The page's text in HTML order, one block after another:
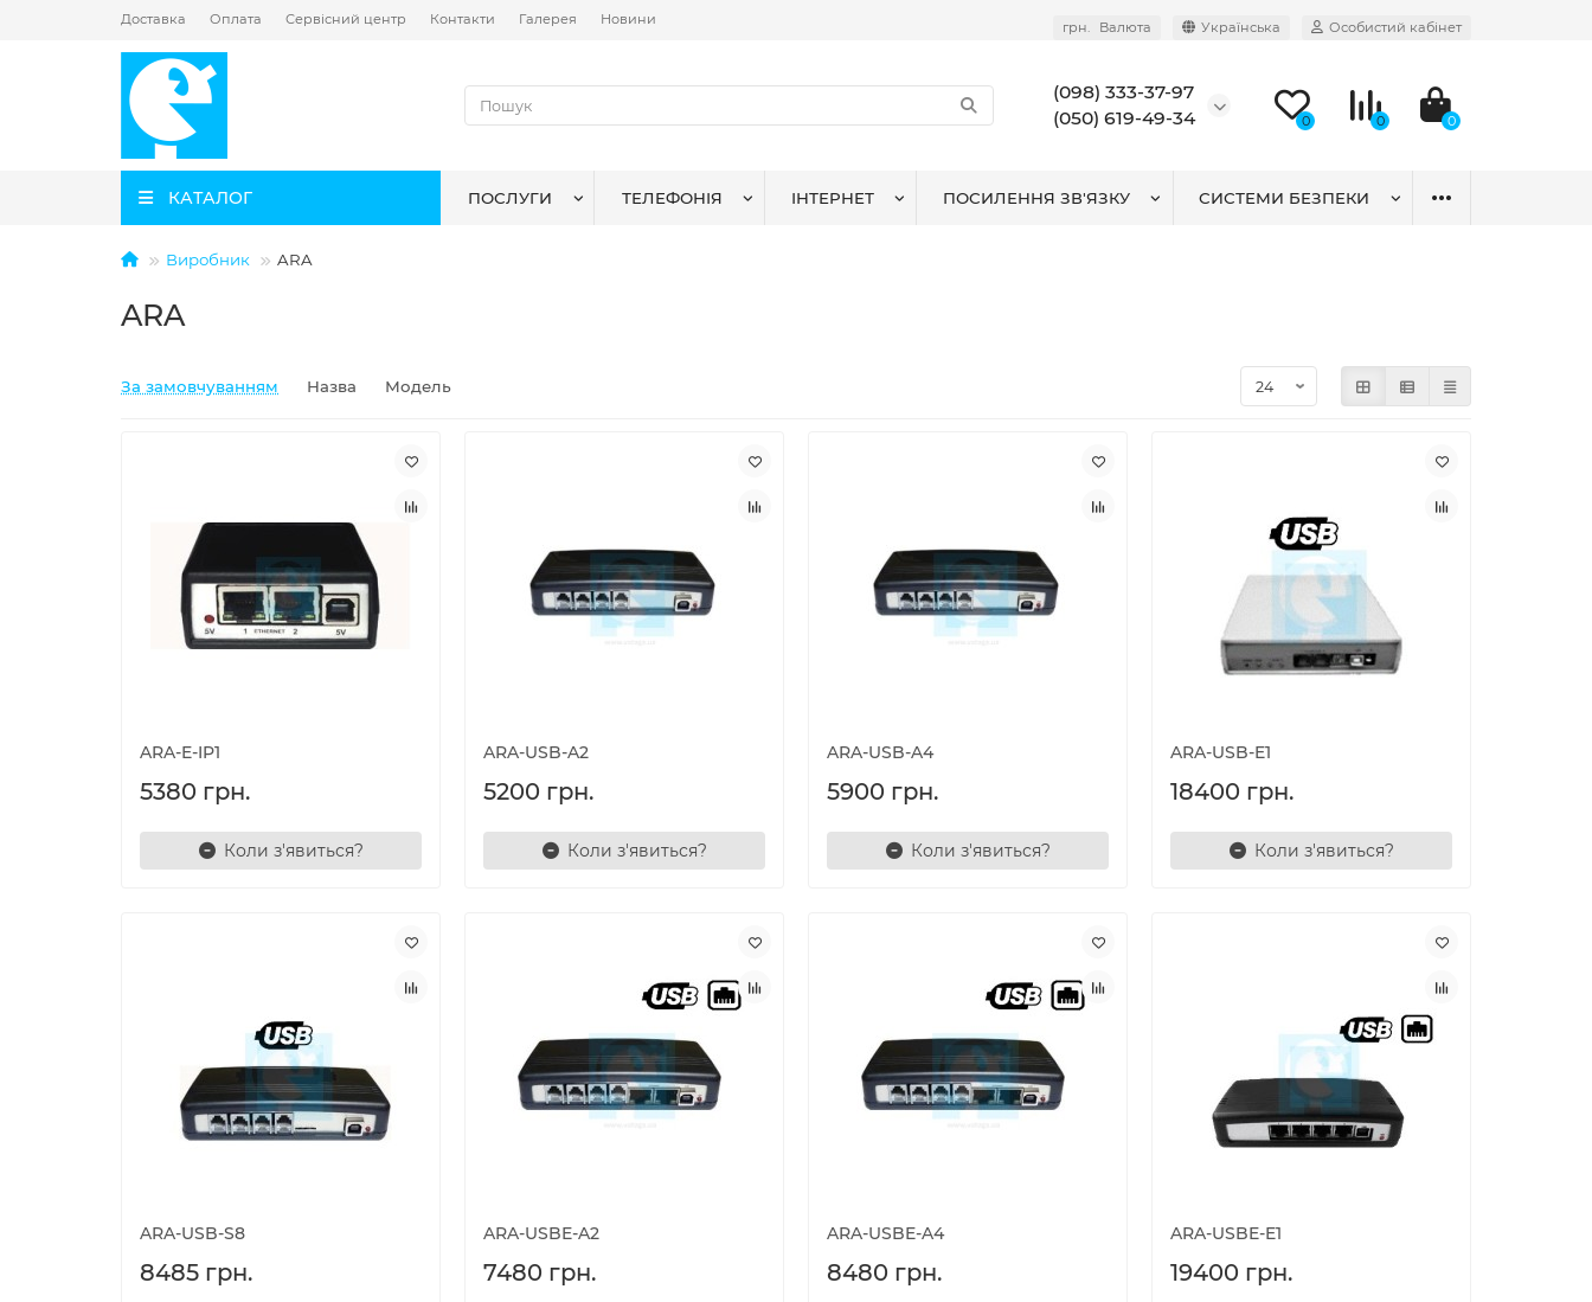
Доставка Оплата Сервісний центр Контакти Галерея Новини грн. Валюта Українська Особистий кабінет
(098) 333-37-97
(050) 619-49-34
0 0 0
КАТАЛОГ ПОСЛУГИ ТЕЛЕФОНІЯ ІНТЕРНЕТ ПОСИЛЕННЯ ЗВ'ЯЗКУ СИСТЕМИ БЕЗПЕКИ
Виробник ARA
ARA
За замовчуванням Назва Модель
ARA-E-IP1
5380 грн.
Коли з'явиться?
ARA-USB-A2
5200 грн.
Коли з'явиться?
ARA-USB-A4
5900 грн.
Коли з'явиться?
ARA-USB-E1
18400 грн.
Коли з'явиться?
ARA-USB-S8
8485 грн.
ARA-USBE-A2
7480 грн.
ARA-USBE-A4
8480 грн.
ARA-USBE-E1
19400 грн.